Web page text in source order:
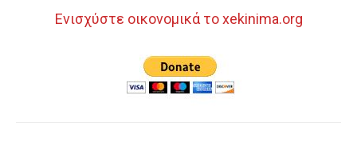
Ενισχύστε οικονομικά το xekinima.org